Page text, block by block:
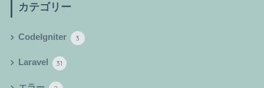
カテゴリー
CodeIgniter 3
Laravel 31